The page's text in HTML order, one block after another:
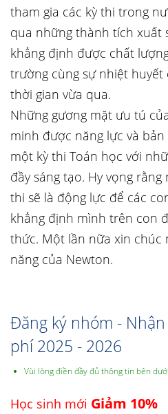
tham gia các kỳ thi trong
qua những thành tích xuất
khẳng định được chất
trường cùng sự nhiệt
thời gian vừa qua.
Những gương mặt ưu tú
minh được năng lực và
một kỳ thi Toán học với
đầy sáng tạo. Hy vọng
thi sẽ là động lực để các
khẳng định mình trên con
thức. Một lần nữa xin chúc
năng của Newton.
Đăng ký nhóm -
phí 2025 - 2026
Vùi lòng điền đầy đủ thông tin bên
Học sinh mới Giảm 10%